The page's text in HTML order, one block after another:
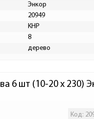
Энкор
20949
КНР
8
дерево
6 шт (10-20 x 230)
Код: